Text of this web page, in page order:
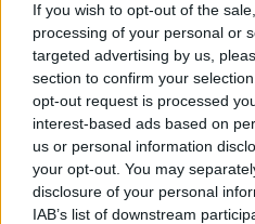
If you wish to opt-out of the
processing of your personal or
targeted advertising by us,
section to confirm your
opt-out request is processed
interest-based ads based on
us or personal information
your opt-out. You may
disclosure of your personal
IAB’s list of downstream
σορός του
ώρες, την ώρα που οι
πυροσβεστικής
φωτιά στο οίκημα.
ΔΙΑΒΑΣΤΕ ΕΠΙΣΗΣ
Lifestyle|19.04.2026